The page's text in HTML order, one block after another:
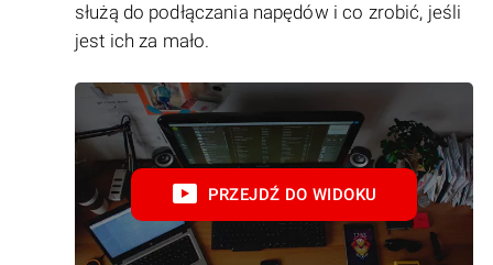
służą do podłączania napędów i co zrobić, jeśli
jest ich za mało.
PRZEJDŹ DO WIDOKU